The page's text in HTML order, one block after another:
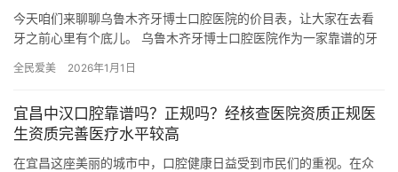
今天咱们来聊聊乌鲁木齐牙博士口腔医院的价目表，让大家在去看
牙之前心里有个底儿。 乌鲁木齐牙博士口腔医院作为一家靠谱的牙
基础…
全民爱美 2026年1月1日
宜昌中汉口腔靠谱吗？正规吗？经核查医院资质正规医
生资质完善医疗水平较高
在宜昌这座美丽的城市中，口腔健康日益受到市民们的重视。在众